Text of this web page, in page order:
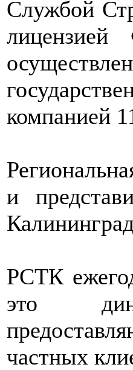
Службой
компанией
и
РСТК
это
частных